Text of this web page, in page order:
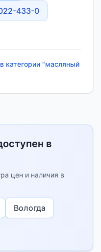
433-0
категории "масляный
в
цен и наличия в
Вологда